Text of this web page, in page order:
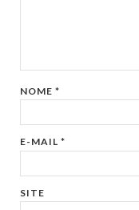
NOME*
E-MAIL*
SITE